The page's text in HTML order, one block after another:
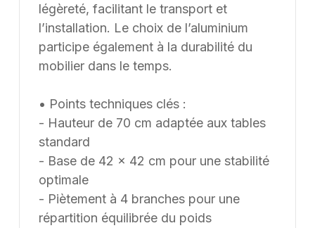
légèreté, facilitant le transport et
l’installation. Le choix de l’aluminium
participe également à la durabilité du
mobilier dans le temps.
• Points techniques clés :
- Hauteur de 70 cm adaptée aux tables
standard
- Base de 42 x 42 cm pour une stabilité
optimale
- Piètement à 4 branches pour une
répartition équilibrée du poids